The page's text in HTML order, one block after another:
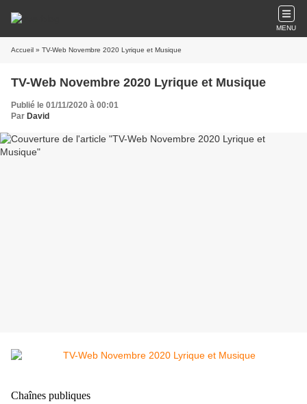
MENU
Accueil » TV-Web Novembre 2020 Lyrique et Musique
TV-Web Novembre 2020 Lyrique et Musique
Publié le 01/11/2020 à 00:01
Par David
Chaînes publiques